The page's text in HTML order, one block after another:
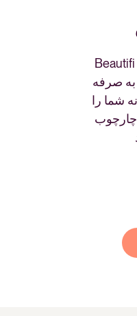
Beautifi مستقیماً به Anova Fertility
به صرفه
شما را
چارچوب